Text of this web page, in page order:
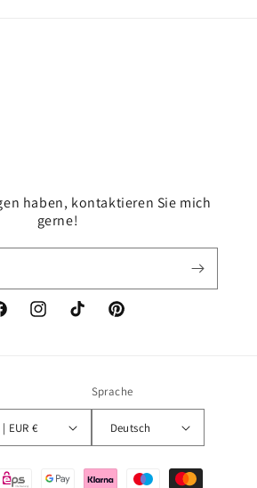
haben, kontaktieren Sie mich
gerne!
InstagramTikTok Pinterest
Österreich | EUR €
Sprache
Deutsch